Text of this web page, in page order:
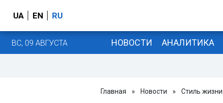
UA EN RU
ВС, 09 АВГУСТА НОВОСТИ АНАЛИТИКА
Главная » Новости » Стиль жизни